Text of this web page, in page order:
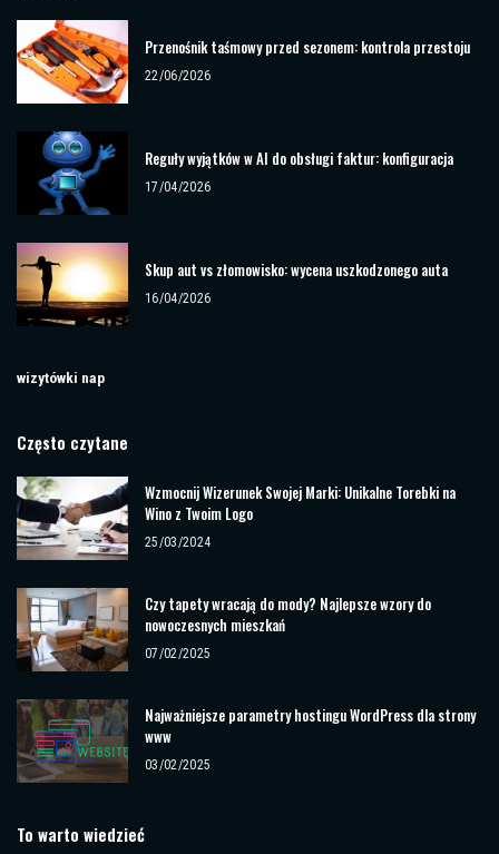
Przenośnik taśmowy przed sezonem: kontrola przestoju
22/06/2026
Reguły wyjątków w AI do obsługi faktur: konfiguracja
17/04/2026
Skup aut vs złomowisko: wycena uszkodzonego auta
16/04/2026
wizytówki nap
Często czytane
Wzmocnij Wizerunek Swojej Marki: Unikalne Torebki na
Wino z Twoim Logo
25/03/2024
Czy tapety wracają do mody? Najlepsze wzory do
nowoczesnych mieszkań
07/02/2025
Najważniejsze parametry hostingu WordPress dla strony
www
03/02/2025
To warto wiedzieć